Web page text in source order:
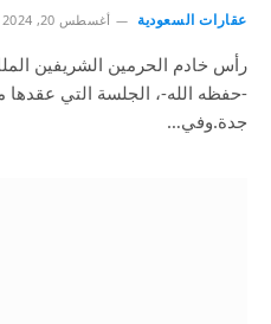
عقارات السعودية أغسطس 20, 2024
رأس خادم الحرمين الشريفين
-حفظه الله-، الجلسة التي عقدها
جدة.وفي…